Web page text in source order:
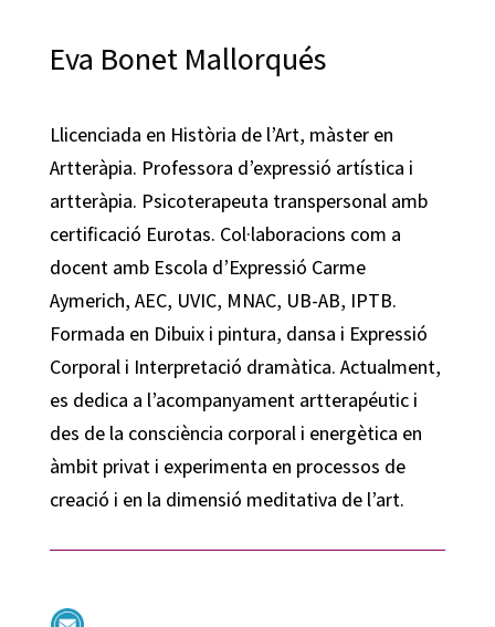
Eva Bonet Mallorqués
Llicenciada en Història de l’Art, màster en
Artteràpia. Professora d’expressió artística i
artteràpia. Psicoterapeuta transpersonal amb
certificació Eurotas. Col·laboracions com a
docent amb Escola d’Expressió Carme
Aymerich, AEC, UVIC, MNAC, UB-AB, IPTB.
Formada en Dibuix i pintura, dansa i Expressió
Corporal i Interpretació dramàtica. Actualment,
es dedica a l’acompanyament artterapéutic i
des de la consciència corporal i energètica en
àmbit privat i experimenta en processos de
creació i en la dimensió meditativa de l’art.